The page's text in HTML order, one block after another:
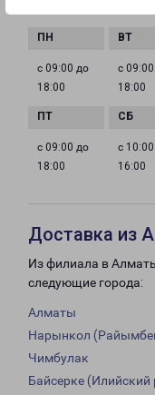
с 09:00 до
18:00
с
18:00
с 09:00 до
18:00
с
16:00
Доставка из
Из филиала в
следующие города:
Алматы
Нарынкол
Чимбулак
Байсерке (Илийский